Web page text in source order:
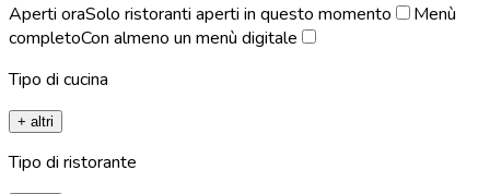
Aperti oraSolo ristoranti aperti in questo momento
Menù
completoCon almeno un menù digitale
Tipo di cucina
+ altri
Tipo di ristorante